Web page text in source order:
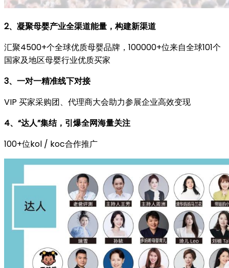
2、凝聚母婴产业全渠道能量，构建新渠道
汇聚4500+个全球优质母婴品牌，100000+位来自全球101个
国家及地区母婴行业优质买家
3、一对一精准线下对接
VIP 买家采购团、代理商大会助力参展企业高效变现
4、“达人”集结，引爆全网海量关注
100+位kol / koc合作推广